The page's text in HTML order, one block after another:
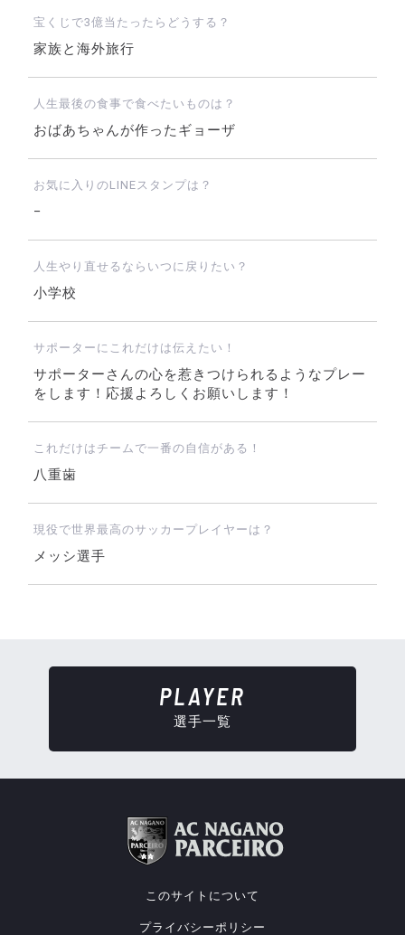
宝くじで3億当たったらどうする？
家族と海外旅行
人生最後の食事で食べたいものは？
おばあちゃんが作ったギョーザ
お気に入りのLINEスタンプは？
−
人生やり直せるならいつに戻りたい？
小学校
サポーターにこれだけは伝えたい！
サポーターさんの心を惹きつけられるようなプレー
をします！応援よろしくお願いします！
これだけはチームで一番の自信がある！
八重歯
現役で世界最高のサッカープレイヤーは？
メッシ選手
PLAYER
選手一覧
このサイトについて
プライバシーポリシー